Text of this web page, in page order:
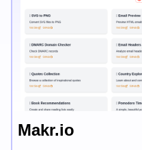
Makr.io